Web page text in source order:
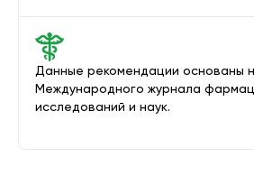
Данные рекомендации основаны
Международного журнала
исследований и наук.